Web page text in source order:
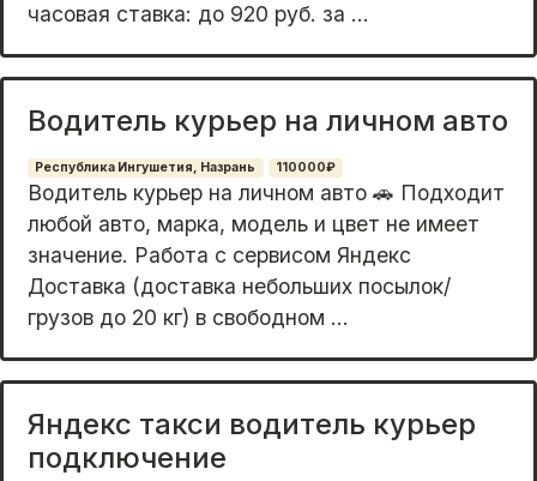
часoвaя cтaвкa: до 920 руб. зa ...
Водитель курьер на личном авто
Республика Ингушетия, Назрань 110000₽
Водитель курьер на личном авто 🚗 Подходит
любой авто, марка, модель и цвет не имеет
значение. Работа с сервисом Яндекс
Доставка (доставка небольших посылок/
грузов до 20 кг) в свободном ...
Яндекс такси водитель курьер
подключение